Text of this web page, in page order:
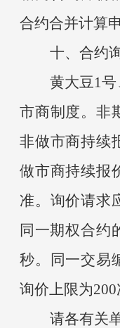
合约合并计算
十、合约
黄大豆1
市商制度。非
非做市商持续
做市商持续报
准。询价请求
同一期权合约
秒。同一交易
询价上限为200
请各有关